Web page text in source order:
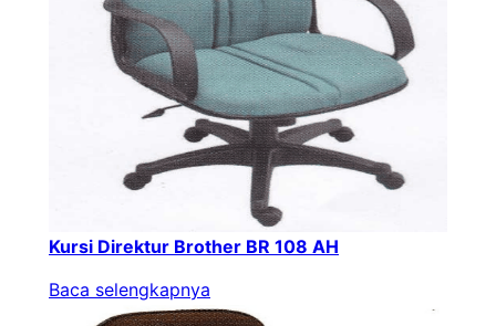
Kursi Direktur Brother BR 108 AH
Baca selengkapnya